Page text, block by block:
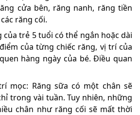
cửa bên, răng nanh, răng tiền
răng cối.
của trẻ 5 tuổi có thể ngắn hoặc dài
của từng chiếc răng, vị trí của
hàng ngày của bé. Điều quan
mọc: Răng sữa có một chân sẽ
trong vài tuần. Tuy nhiên, những
chân như răng cối sẽ mất thời